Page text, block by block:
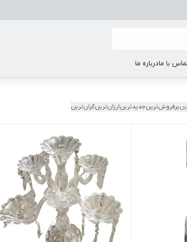
با مادرباره ما
پرفروش‌ترینجدیدترینارزان‌ترینگران‌ترین